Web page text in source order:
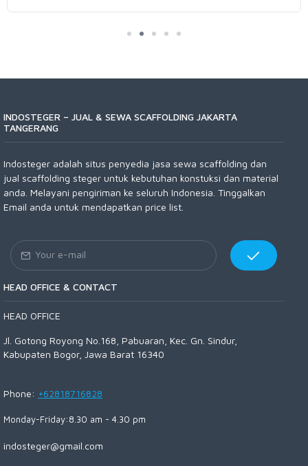
INDOSTEGER – JUAL & SEWA SCAFFOLDING JAKARTA
TANGERANG
Indosteger adalah situs penyedia jasa sewa scaffolding dan
jual scaffolding steger untuk kebutuhan konstuksi dan material
anda. Melayani pengiriman ke seluruh Indonesia. Tinggalkan
Email anda untuk mendapatkan price list.
HEAD OFFICE & CONTACT
HEAD OFFICE
Jl. Gotong Royong No.168, Pabuaran, Kec. Gn. Sindur,
Kabupaten Bogor, Jawa Barat 16340
Phone: +62818716828
Monday-Friday:8.30 am - 4.30 pm
indosteger@gmail.com